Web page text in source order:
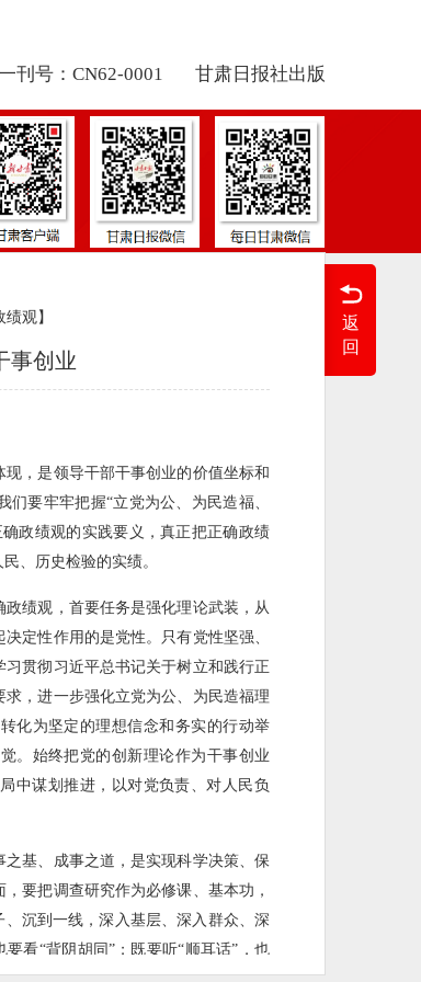
刊号：CN62-0001 甘肃日报社出版
返
回
观】
事创业
，是领导干部干事创业的价值坐标和
要牢牢把握“立党为公、为民造福、
政绩观的实践要义，真正把正确政绩
、历史检验的实绩。
绩观，首要任务是强化理论武装，从
定性作用的是党性。只有党性坚强、
贯彻习近平总书记关于树立和践行正
，进一步强化立党为公、为民造福理
化为坚定的理想信念和务实的行动举
。始终把党的创新理论作为干事创业
中谋划推进，以对党负责、对人民负
基、成事之道，是实现科学决策、保
要把调查研究作为必修课、基本功，
沉到一线，深入基层、深入群众、深
看“背阴胡同”；既要听“顺耳话”，也